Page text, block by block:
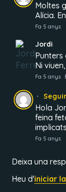
Moltes
Alícia.
Fa 5 anys
Jordi
Punters
Ni
Fa 5 anys
Seguir
Hola
feina
Fa 5 anys
Deixa una
Heu d'iniciar